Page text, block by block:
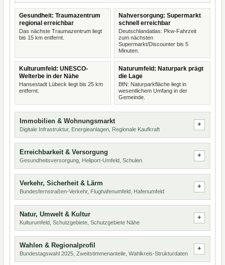
Gesundheit: Traumazentrum
regional erreichbar
Das nächste Traumazentrum liegt
bis 15 km entfernt.
Nahversorgung: Supermarkt
schnell erreichbar
Deutschlandatlas: Pkw-Fahrzeit
zum nächsten
Supermarkt/Discounter bis 5
Minuten.
Kulturumfeld: UNESCO-
Welterbe in der Nähe
Hansestadt Lübeck liegt bis 25 km
entfernt.
Naturumfeld: Naturpark prägt
die Lage
BfN: Naturparkfläche liegt in
wesentlichem Umfang in der
Gemeinde.
Immobilien & Wohnungsmarkt
Digitale Infrastruktur, Energieanlagen, Regionale Kaufkraft
Erreichbarkeit & Versorgung
Gesundheitsversorgung, Heliport-Umfeld, Schulen
Verkehr, Sicherheit & Lärm
Bundesfernstraßen-Verkehr, Flughafenumfeld, Hafenumfeld
Natur, Umwelt & Kultur
Kulturumfeld, Schutzgebiete, Schutzgebiete Nähe
Wahlen & Regionalprofil
Bundestagswahl 2025, Zweitstimmenanteile, Wahlkreis-Strukturdaten